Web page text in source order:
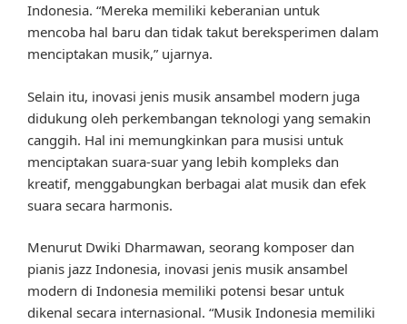
Indonesia. “Mereka memiliki keberanian untuk
mencoba hal baru dan tidak takut bereksperimen dalam
menciptakan musik,” ujarnya.
Selain itu, inovasi jenis musik ansambel modern juga
didukung oleh perkembangan teknologi yang semakin
canggih. Hal ini memungkinkan para musisi untuk
menciptakan suara-suar yang lebih kompleks dan
kreatif, menggabungkan berbagai alat musik dan efek
suara secara harmonis.
Menurut Dwiki Dharmawan, seorang komposer dan
pianis jazz Indonesia, inovasi jenis musik ansambel
modern di Indonesia memiliki potensi besar untuk
dikenal secara internasional. “Musik Indonesia memiliki